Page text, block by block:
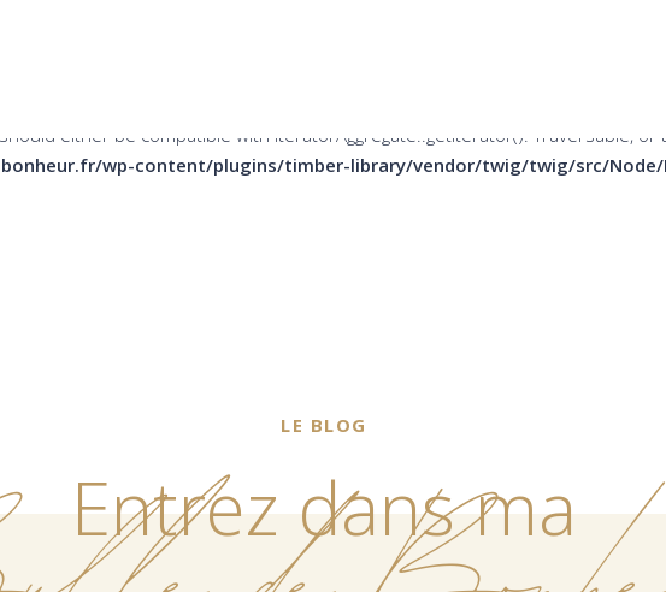
either be compatible with Countable::count(): int, or the
timber-library/vendor/twig/twig/src/Node/Node.php
either be compatible with IteratorAggregate::getIterator(): Traversable,
wp-content/plugins/timber-library/vendor/twig/twig/src/Node/
LE BLOG
Entrez dans ma